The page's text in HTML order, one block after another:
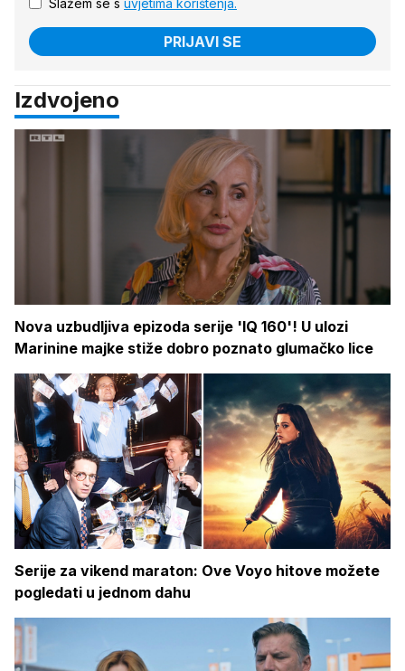
PRIJAVI SE
Izdvojeno
Nova uzbudljiva epizoda serije 'IQ 160'! U ulozi
Marinine majke stiže dobro poznato glumačko lice
Serije za vikend maraton: Ove Voyo hitove možete
pogledati u jednom dahu